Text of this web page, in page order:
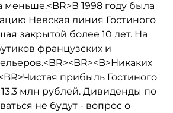
меньше.<BR>В 1998 году была
Невская линия Гостиного
закрытой более 10 лет. На
французских и
прибыль Гостиного
13,3 млн рублей. Дивиденды по
не будут - вопрос о